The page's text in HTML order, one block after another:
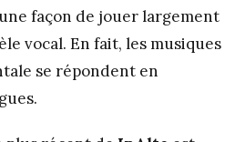
façon de jouer largement
vocal. En fait, les musiques
se répondent en